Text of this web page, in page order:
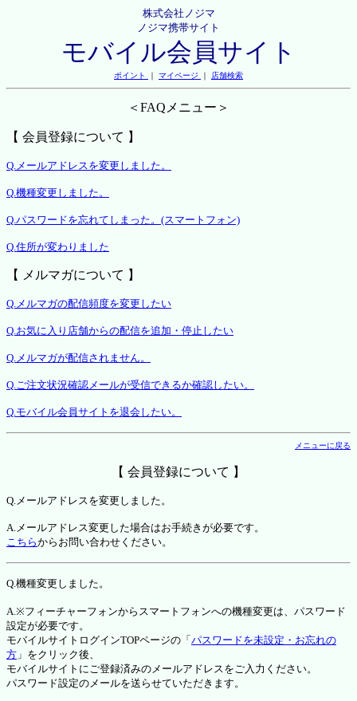
株式会社ノジマ
ノジマ携帯サイト
モバイル会員サイト
ポイント ｜ マイページ ｜ 店舗検索
＜FAQメニュー＞
【 会員登録について 】
Q.メールアドレスを変更しました。
Q.機種変更しました。
Q.パスワードを忘れてしまった。(スマートフォン)
Q.住所が変わりました
【 メルマガについて 】
Q.メルマガの配信頻度を変更したい
Q.お気に入り店舗からの配信を追加・停止したい
Q.メルマガが配信されません。
Q.ご注文状況確認メールが受信できるか確認したい。
Q.モバイル会員サイトを退会したい。
メニューに戻る
【 会員登録について 】
Q.メールアドレスを変更しました。
A.メールアドレス変更した場合はお手続きが必要です。
こちらからお問い合わせください。
Q.機種変更しました。
A.※フィーチャーフォンからスマートフォンへの機種変更は、パスワード
設定が必要です。
モバイルサイトログインTOPページの「 パスワードを未設定・お忘れの
方 」をクリック後、
モバイルサイトにご登録済みのメールアドレスをご入力ください。
パスワード設定のメールを送らせていただきます。